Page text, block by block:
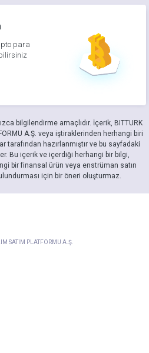
para
bilgilendirme amaçlıdır. İçerik, BITTURK
A.Ş. veya iştiraklerinden herhangi biri
tarafından hazırlanmıştır ve bu sayfadaki
Bu içerik ve içerdiği herhangi bir bilgi,
bir finansal ürün veya enstrüman satın
için bir öneri oluşturmaz.
SATIM PLATFORMU A.Ş.